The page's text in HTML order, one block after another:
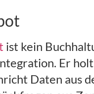
ist kein
Er
Daten aus